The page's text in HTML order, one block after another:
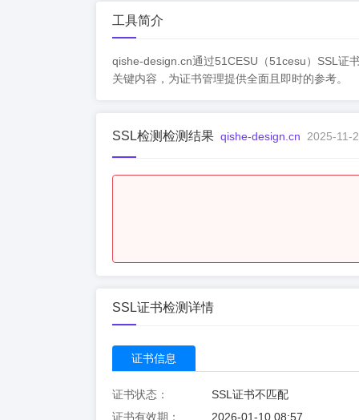
工具简介
qishe-design.cn通过51CESU（51cesu）SSL证
关键内容，为证书管理提供全面且即时的参考。
SSL检测检测结果 qishe-design.cn 2025-11-
SSL证书检测详情
证书信息
证书状态：
SSL证书不匹配
证书有效期：
2026-01-10 08:57